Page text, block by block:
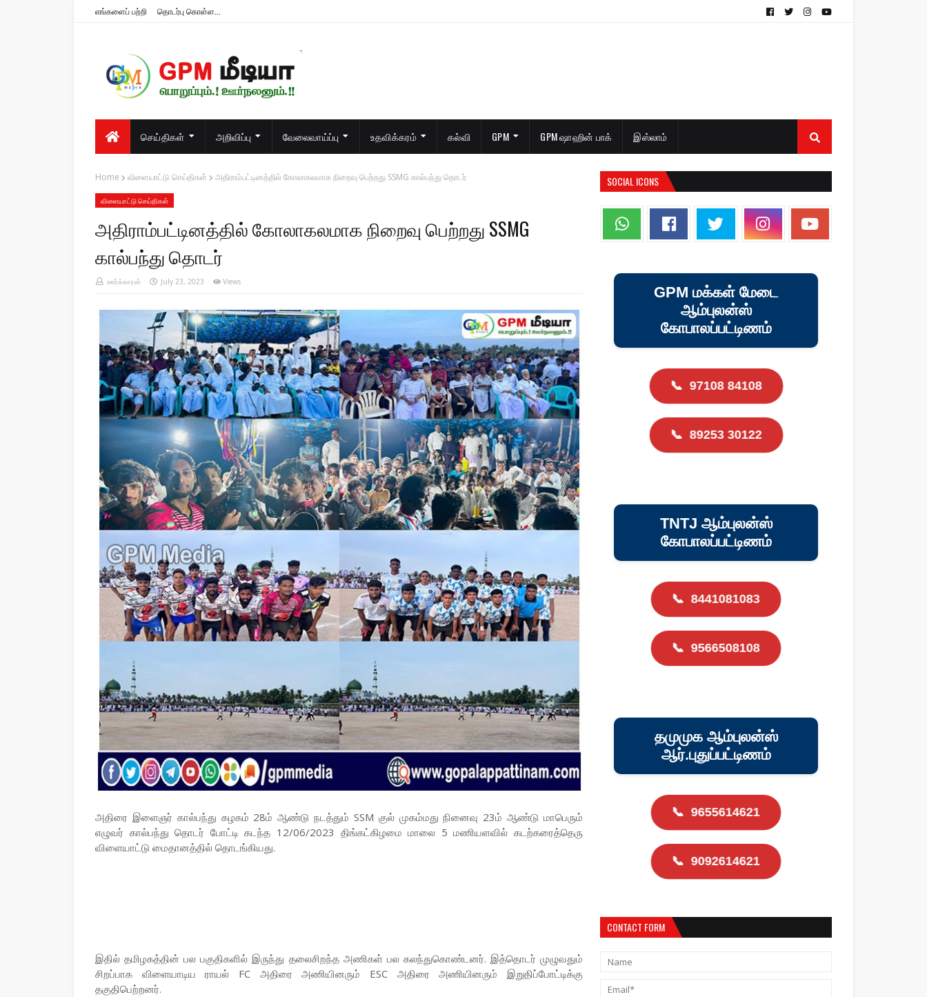
எங்களைப் பற்றி தொடர்பு கொள்ள...
செய்திகள்
அறிவிப்பு வேலைவாய்ப்பு உதவிக்கரம் கல்வி GPM GPM ஷாஹின் பாக் இஸ்லாம்
Home விளையாட்டு செய்திகள் அதிராம்பட்டினத்தில் கோலாகலமாக நிறைவு பெற்றது SSMG கால்பந்து தொடர்
விளையாட்டு செய்திகள்
அதிராம்பட்டினத்தில் கோலாகலமாக நிறைவு பெற்றது SSMG
கால்பந்து தொடர்
ஊர்க்காரன் July 23, 2023 Views
அதிரை இளைஞர் கால்பந்து கழகம் 28ம் ஆண்டு நடத்தும் SSM குல் முகம்மது நினைவு 23ம் ஆண்டு மாபெரும்
எழுவர் கால்பந்து தொடர் போட்டி கடந்த 12/06/2023 திங்கட்கிழமை மாலை 5 மணியளவில் கடற்கரைத்தெரு
விளையாட்டு மைதானத்தில் தொடங்கியது.
இதில் தமிழகத்தின் பல பகுதிகளில் இருந்து தலைசிறந்த அணிகள் பல கலந்துகொண்டனர். இத்தொடர் முழுவதும்
சிறப்பாக விளையாடிய ராயல் FC அதிரை அணியினரும் ESC அதிரை அணியினரும் இறுதிப்போட்டிக்கு
தகுதிபெற்றனர்.
SOCIAL ICONS
GPM மக்கள் மேடை
ஆம்புலன்ஸ்
கோபாலப்பட்டிணம்
📞 97108 84108
📞 89253 30122
TNTJ ஆம்புலன்ஸ்
கோபாலப்பட்டிணம்
📞 8441081083
📞 9566508108
தமுமுக ஆம்புலன்ஸ்
ஆர்.புதுப்பட்டிணம்
📞 9655614621
📞 9092614621
CONTACT FORM